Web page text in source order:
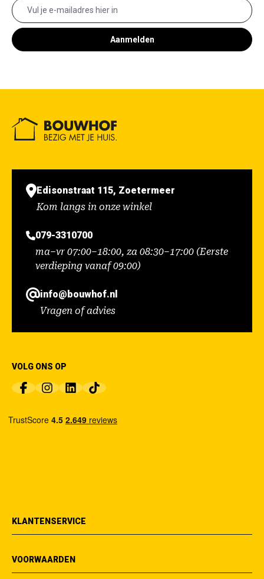
Aanmelden
Edisonstraat 115, Zoetermeer
Kom langs in onze winkel
079-3310700
ma–vr 07:00–18:00, za 08:30–17:00 (Eerste
verdieping vanaf 09:00)
info@bouwhof.nl
Vragen of advies
VOLG ONS OP
KLANTENSERVICE
VOORWAARDEN